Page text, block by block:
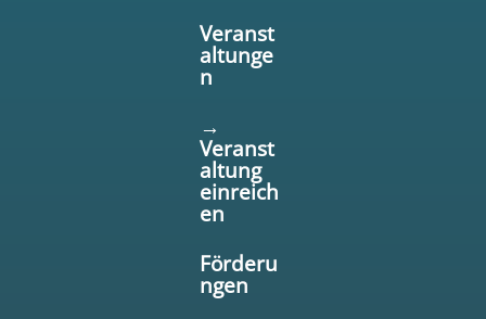
Veranst
altunge
n
→
Veranst
altung
einreich
en
Förderu
ngen